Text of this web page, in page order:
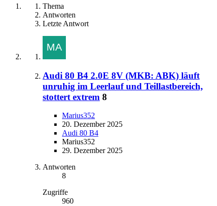
Thema
Antworten
Letzte Antwort
Audi 80 B4 2.0E 8V (MKB: ABK) läuft
unruhig im Leerlauf und Teillastbereich,
stottert extrem 8
Marius352
20. Dezember 2025
Audi 80 B4
Marius352
29. Dezember 2025
Antworten
8
Zugriffe
960